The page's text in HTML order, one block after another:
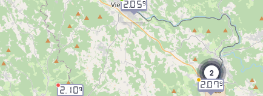
2.109
2.059
2.079
2